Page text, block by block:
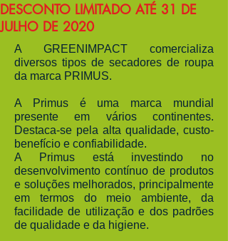
DESCONTO LIMITADO ATÉ 31 DE
JULHO DE 2020
A GREENIMPACT comercializa
diversos tipos de secadores de roupa
da marca PRIMUS.
A Primus é uma marca mundial
presente em vários continentes.
Destaca-se pela alta qualidade, custo-
benefício e confiabilidade.
A Primus está investindo no
desenvolvimento contínuo de produtos
e soluções melhorados, principalmente
em termos do meio ambiente, da
facilidade de utilização e dos padrões
de qualidade e da higiene.